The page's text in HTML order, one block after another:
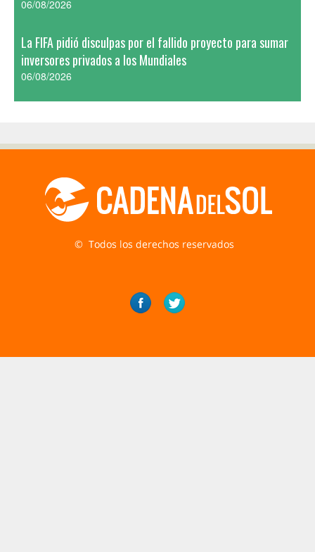
06/08/2026
La FIFA pidió disculpas por el fallido proyecto para sumar
inversores privados a los Mundiales
06/08/2026